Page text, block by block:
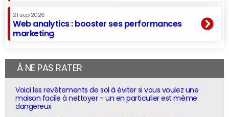
21 sep 2026
Web analytics : booster ses performances
marketing
À NE PAS RATER
Voici les revêtements de sol à éviter si vous voulez une
maison facile à nettoyer - un en particulier est même
dangereux